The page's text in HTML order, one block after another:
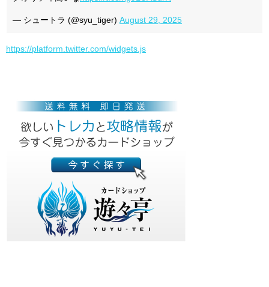
— シュートラ (@syu_tiger) August 29, 2025
https://platform.twitter.com/widgets.js